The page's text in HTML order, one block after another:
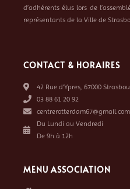
d’adhérents élus lors de
représentants de la Ville de
CONTACT & HORAIRES
42 Rue d’Ypres, 67000
03 88 61 20 92
centrerotterdam67@gmail.com
Du Lundi au Vendredi
De 9h à 12h
MENU ASSOCIATION